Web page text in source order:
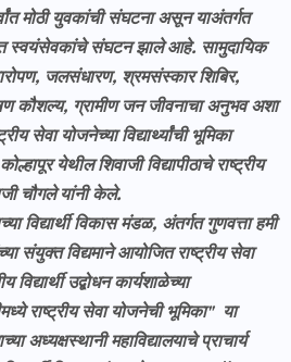
मोठी युवकांची संघटना असून याअंतर्गत
स्वयंसेवकांचे संघटन झाले आहे. सामुदायिक
जलसंधारण, श्रमसंस्कार शिबिर,
कौशल्य, ग्रामीण जन जीवनाचा अनुभव अशा
सेवा योजनेच्या विद्यार्थ्यांची भूमिका
येथील शिवाजी विद्यापीठाचे राष्ट्रीय
चौगले यांनी केले.
विद्यार्थी विकास मंडळ, अंतर्गत गुणवत्ता हमी
संयुक्त विद्यमाने आयोजित राष्ट्रीय सेवा
उद्बोधन कार्यशाळेच्या
राष्ट्रीय सेवा योजनेची भूमिका" या
अध्यक्षस्थानी महाविद्यालयाचे प्राचार्य